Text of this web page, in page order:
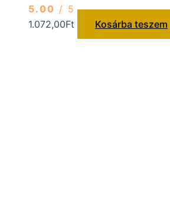
5.00 / 5
1.072,00Ft Kosárba teszem